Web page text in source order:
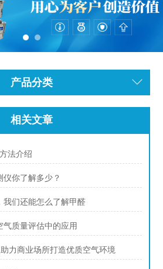
产品分类
相关文章
法介绍
仪你了解多少？
我们还能怎么了解甲醛
气质量评估中的应用
力商业场所打造优质空气环境